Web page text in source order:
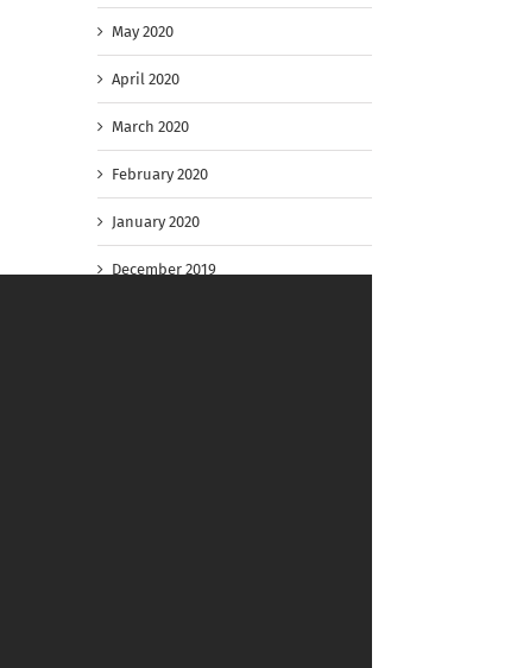
May 2020
April 2020
March 2020
February 2020
January 2020
December 2019